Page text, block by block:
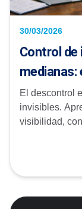
30/03/2026
Control de
medianas:
visibilidad
El descontrol
invisibles.
visibilidad,